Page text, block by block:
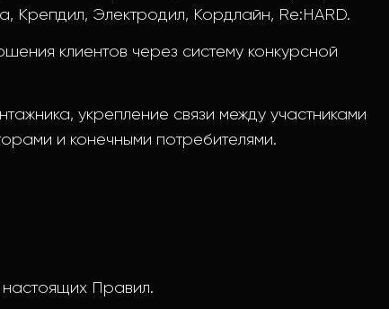
Крепдил, Электродил, Кордлайн, Re:HARD.
клиентов через систему конкурсной
укрепление связи между участниками
и конечными потребителями.
Правил.